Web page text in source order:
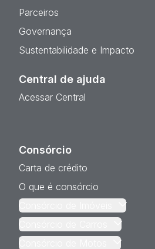
Parceiros
Governança
Sustentabilidade e Impacto
Central de ajuda
Acessar Central
Consórcio
Carta de crédito
O que é consórcio